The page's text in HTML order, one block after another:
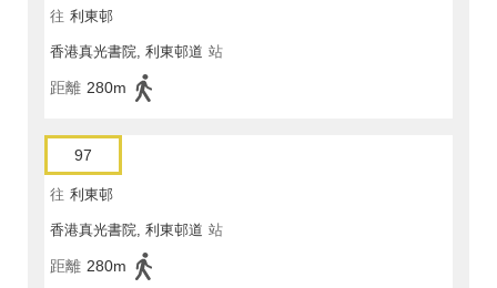
往 利東邨
香港真光書院, 利東邨道 站
距離 280m
97
往 利東邨
香港真光書院, 利東邨道 站
距離 280m